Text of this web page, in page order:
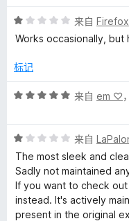
/
5
评
分
/
来自
Works occasionally, but
标记
评
/
5
来自 em ‪♡，
评
分
1
/
5
来自
The most sleek and
Sadly not maintained
If you want to check out
instead. It's actively
present in the original